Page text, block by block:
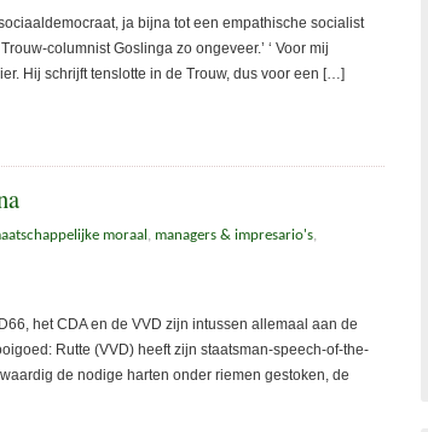
ja bijna tot een empathische socialist
columnist Goslinga zo ongeveer.’ ‘ Voor mij
Hij schrijft tenslotte in de Trouw, dus voor een […]
moraal managers & impresario's
het CDA en de VVD zijn intussen allemaal aan de
Rutte (VVD) heeft zijn staatsman-speech-of-the-
de nodige harten onder riemen gestoken, de